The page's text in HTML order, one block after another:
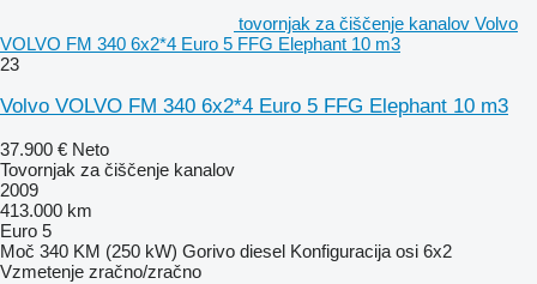
tovornjak za čiščenje kanalov Volvo
VOLVO FM 340 6x2*4 Euro 5 FFG Elephant 10 m3
23
Volvo VOLVO FM 340 6x2*4 Euro 5 FFG Elephant 10 m3
37.900 € Neto
Tovornjak za čiščenje kanalov
2009
413.000 km
Euro 5
Moč 340 KM (250 kW) Gorivo diesel Konfiguracija osi 6x2
Vzmetenje zračno/zračno